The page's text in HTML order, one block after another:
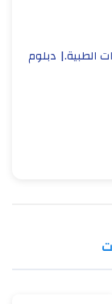
الطبية.| دبلوم